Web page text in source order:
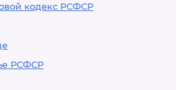
кодекс РСФСР
РСФСР